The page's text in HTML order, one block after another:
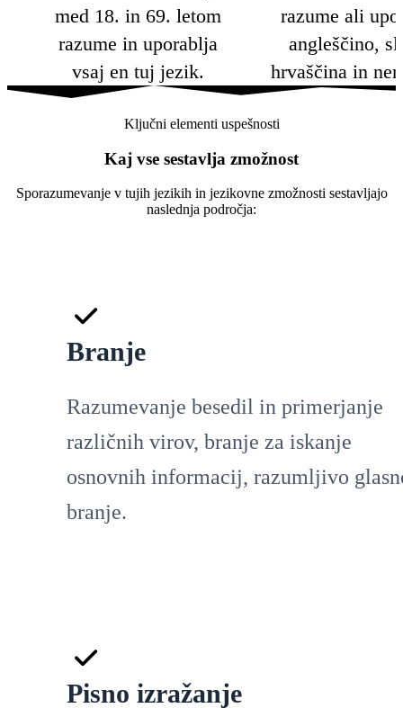
med 18. in 69. letom
razume in uporablja
vsaj en tuj jezik.
razume ali
angleščino,
hrvaščina in
Ključni elementi uspešnosti
Kaj vse sestavlja zmožnost
Sporazumevanje v tujih jezikih in jezikovne zmožnosti sestavljajo
naslednja področja:
Branje
Razumevanje besedil in primerjanje
različnih virov, branje za iskanje
osnovnih informacij, razumljivo
branje.
Pisno izražanje